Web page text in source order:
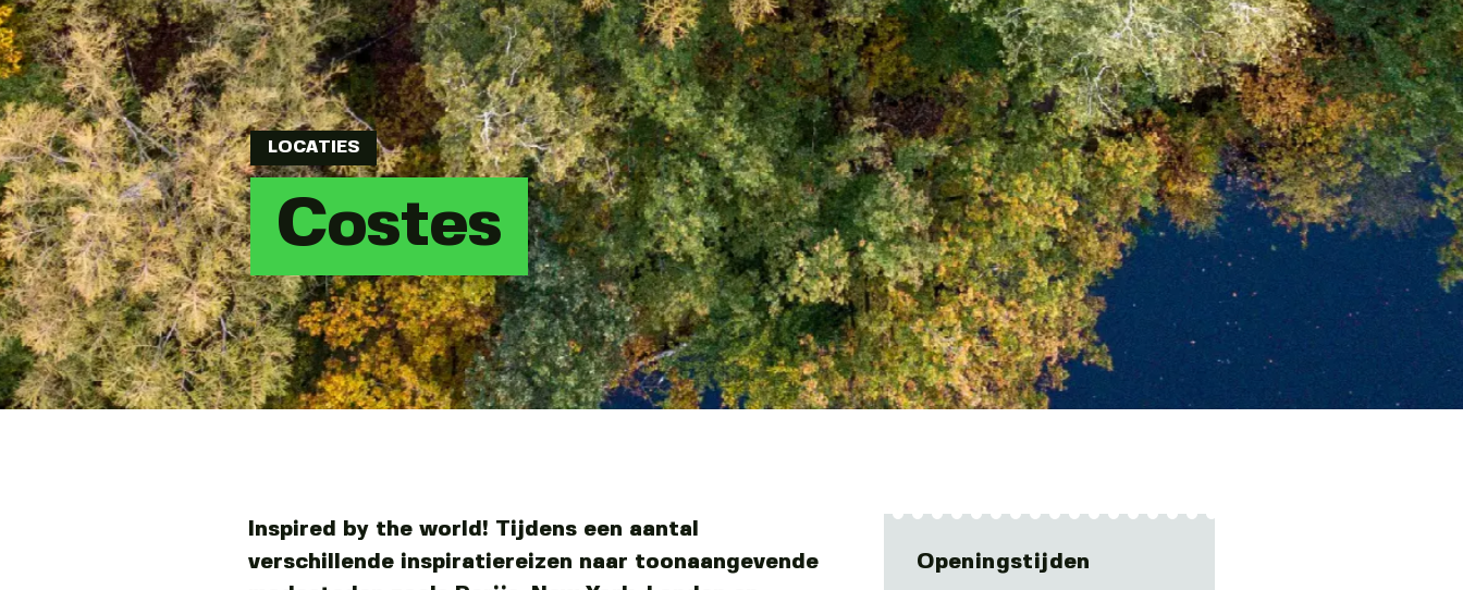
LOCATIES
Costes
Openingstijden
Inspired by the world! Tijdens een aantal
verschillende inspiratiereizen naar toonaangevende